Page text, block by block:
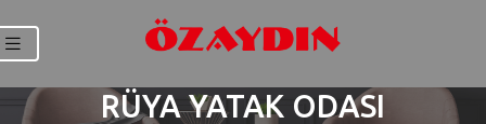
RÜYA YATAK ODASI